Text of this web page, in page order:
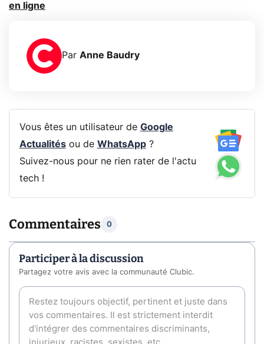
en ligne
Par Anne Baudry
Vous êtes un utilisateur de Google
Actualitésou de WhatsApp?
Suivez-nous pour ne rien rater de l'actu
tech !
Commentaires 0
Participer à la discussion
Partagez votre avis avec la communauté Clubic.